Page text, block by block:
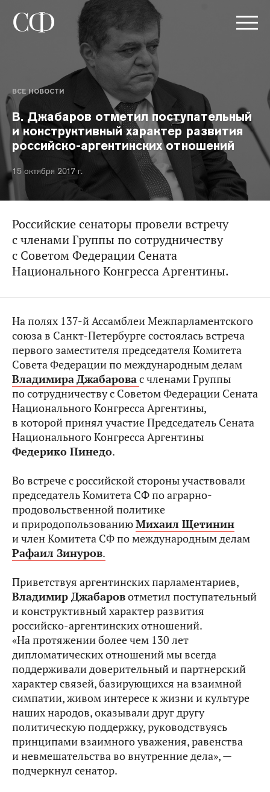
ВСЕ НОВОСТИ
В. Джабаров отметил поступательный
и конструктивный характер развития
российско-аргентинских отношений
15 октября 2017 г.
Российские сенаторы провели встречу
с членами Группы по сотрудничеству
с Советом Федерации Сената
Национального Конгресса Аргентины.
На полях 137-й Ассамблеи Межпарламентского
союза в Санкт-Петербурге состоялась встреча
первого заместителя председателя Комитета
Совета Федерации по международным делам
ВладимираДжабаровас членами Группы
по сотрудничеству с Советом Федерации Сената
Национального Конгресса Аргентины,
в которой принял участие Председатель Сената
Национального Конгресса Аргентины
Федерико Пинедо.
Во встрече с российской стороны участвовали
председатель Комитета СФ по аграрно-
продовольственной политике
и природопользованиюМихаил Щетинин
и член Комитета СФ по международным делам
Рафаил Зинуров.
Приветствуя аргентинских парламентариев,
Владимир Джабаровотметил поступательный
и конструктивный характер развития
российско-аргентинских отношений.
«На протяжении более чем 130 лет
дипломатических отношений мы всегда
поддерживали доверительный и партнерский
характер связей, базирующихся на взаимной
симпатии, живом интересе к жизни и культуре
наших народов, оказывали друг другу
политическую поддержку, руководствуясь
принципами взаимного уважения, равенства
и невмешательства во внутренние дела», —
подчеркнул сенатор.